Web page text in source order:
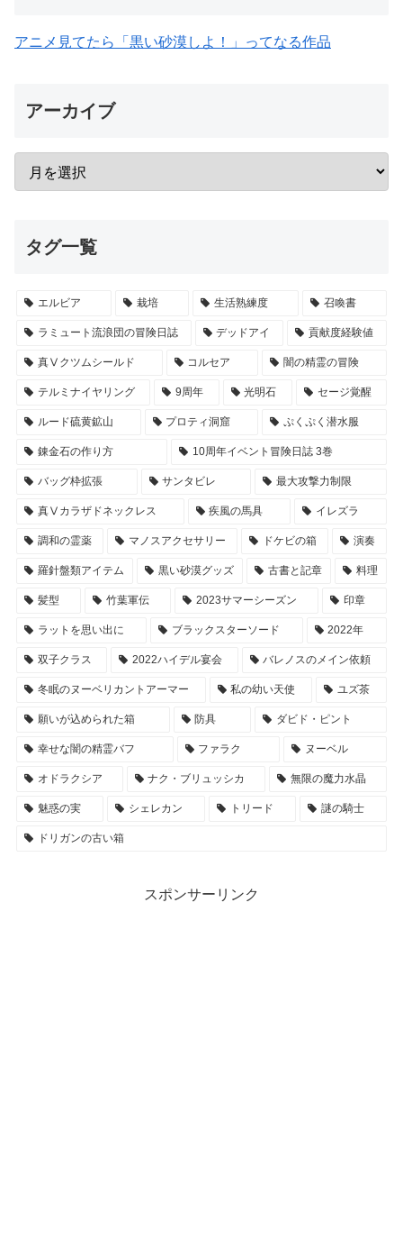
アニメ見てたら「黒い砂漠しよ！」ってなる作品
アーカイブ
タグ一覧
エルビア 栽培 生活熟練度 召喚書
ラミュート流浪団の冒険日誌 デッドアイ 貢献度経験値
真Ⅴクツムシールド コルセア 闇の精霊の冒険
テルミナイヤリング 9周年 光明石 セージ覚醒
ルード硫黄鉱山 プロティ洞窟 ぷくぷく潜水服
錬金石の作り方 10周年イベント冒険日誌 3巻
バッグ枠拡張 サンタビレ 最大攻撃力制限
真Ⅴカラザドネックレス 疾風の馬具 イレズラ
調和の霊薬 マノスアクセサリー ドケビの箱 演奏
羅針盤類アイテム 黒い砂漠グッズ 古書と記章 料理
髪型 竹葉軍伝 2023サマーシーズン 印章
ラットを思い出に ブラックスターソード 2022年
双子クラス 2022ハイデル宴会 バレノスのメイン依頼
冬眠のヌーベリカントアーマー 私の幼い天使 ユズ茶
願いが込められた箱 防具 ダビド・ピント
幸せな闇の精霊バフ ファラク ヌーベル
オドラクシア ナク・ブリュッシカ 無限の魔力水晶
魅惑の実 シェレカン トリード 謎の騎士
ドリガンの古い箱
スポンサーリンク